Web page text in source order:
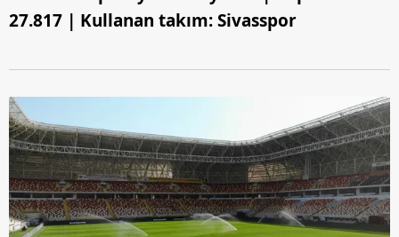
27.817 | Kullanan takım: Sivasspor